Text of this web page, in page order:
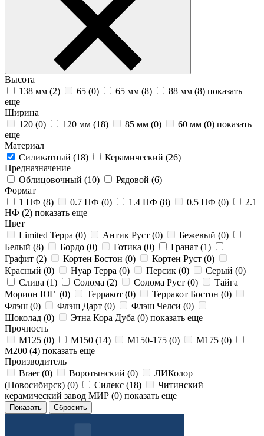
Высота
138 мм (2) 65 (0) 65 мм (8) 88 мм (8) показать
еще
Ширина
120 (0) 120 мм (18) 85 мм (0) 60 мм (0) показать
еще
Материал
Силикатный (18) Керамический (26)
Предназначение
Облицовочный (10) Рядовой (6)
Формат
1 НФ (8) 0.7 НФ (0) 1.4 НФ (8) 0.5 НФ (0)
2.1
НФ (2) показать еще
Цвет
Limited Терра (0) Антик Руст (0) Бежевый (0)
Белый (8) Бордо (0) Готика (0) Гранат (1)
Графит (2) Кортен Бостон (0) Кортен Руст (0)
Красный (0) Нуар Терра (0) Персик (0) Серый (0)
Слива (1) Солома (2) Солома Руст (0)
Тайга
Морион ЮГ (0) Терракот (0) Терракот Бостон (0)
Флэш (0) Флэш Дарт (0) Флэш Челси (0)
Шоколад (0) Этна Кора Дуба (0) показать еще
Прочность
М125 (0) М150 (14) М150-175 (0) М175 (0)
М200 (4) показать еще
Производитель
Braer (0) Воротынский (0)
ЛИКолор
(Новосибирск) (0) Силекс (18)
Читинский
керамический завод МИР (0) показать еще